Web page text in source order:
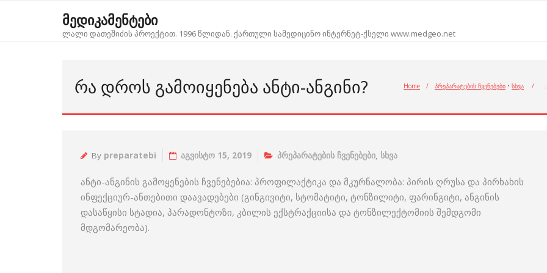
მედიკამენტები
ლალი დათეშიძის პროექტით. 1996 წლიდან. ქართული სამედიცინო ინტერნეტ-ქსელი www.medgeo.net
ᲠᲐ ᲓᲠᲝᲡ ᲒᲐᲛᲝᲘᲧᲔᲜᲔᲑᲐ ᲐᲜᲢᲘ-ᲐᲜᲒᲘᲜᲘ? Home / პრეპარატების ჩვენებები • სხვა / …
By preparatebi აგვისტო 15, 2019 პრეპარატების ჩვენებები, სხვა
ანტი-ანგინის გამოყენების ჩვენებებია: პროფილაქტიკა და მკურნალობა: პირის ღრუსა და პირხახის
ინფექციურ-ანთებითი დაავადებები (გინგივიტი, სტომატიტი, ტონზილიტი, ფარინგიტი, ანგინის
დასაწყისი სტადია, პარადონტოზი, კბილის ექსტრაქციისა და ტონზილექტომიის შემდგომი
მდგომარეობა).